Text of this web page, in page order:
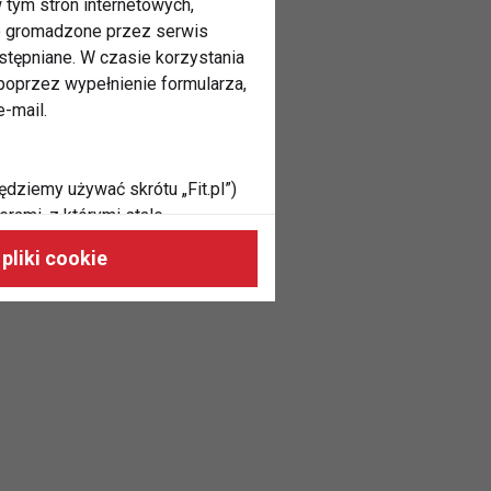
tym stron internetowych,
gromadzone przez serwis
W czasie korzystania
wypełnienie formularza,
mail.
używać skrótu „Fit.pl”)
z którymi stale
odpowiadać Twoim
cookie